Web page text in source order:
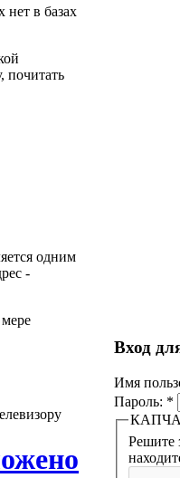
нет в базах
почитать
одним
-
Вход
Имя
Пароль: *
Решите